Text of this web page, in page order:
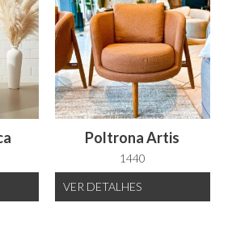
Poltrona Artis
1440
VER DETALHES